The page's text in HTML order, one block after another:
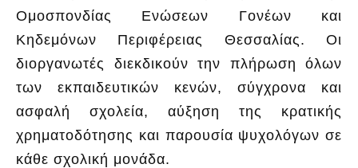
Ομοσπονδίας Ενώσεων Γονέων και
Κηδεμόνων Περιφέρειας Θεσσαλίας. Οι
διοργανωτές διεκδικούν την πλήρωση όλων
των εκπαιδευτικών κενών, σύγχρονα και
ασφαλή σχολεία, αύξηση της κρατικής
χρηματοδότησης και παρουσία ψυχολόγων σε
κάθε σχολική μονάδα.